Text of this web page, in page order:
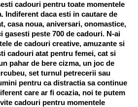
cadouri pentru toate momentele
Indiferent daca esti in cautare de
casa noua, aniversari, onomastice,
gasesti peste 700 de cadouri. N-ai
de cadouri creative, amuzante si
cadouri atat pentru femei, cat si
pahar de bere cizma, un joc de
set turnul petrecerii sau
pentru ca distractia sa continue
care ar fi ocazia, noi te putem
cadouri pentru momentele